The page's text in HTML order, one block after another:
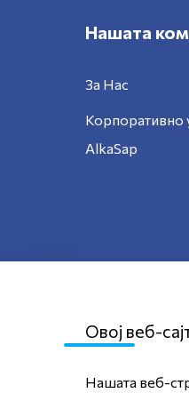
Нашата
За Нас
Корпоративно
AlkaSap
Овој веб-
Нашата веб-